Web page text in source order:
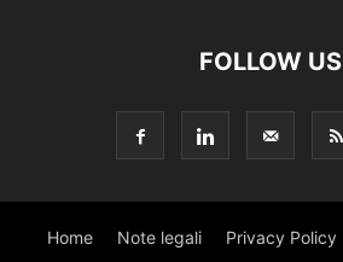
FOLLOW US
Home Note legali Privacy Policy